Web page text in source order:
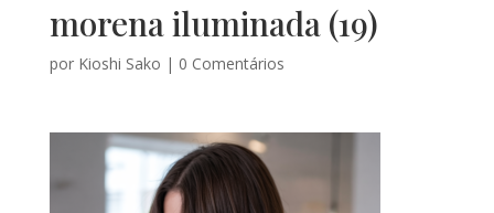
morena iluminada (19)
por Kioshi Sako | 0 Comentários